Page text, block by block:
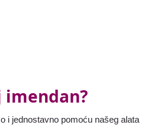
imendan?
i jednostavno pomoću našeg alata